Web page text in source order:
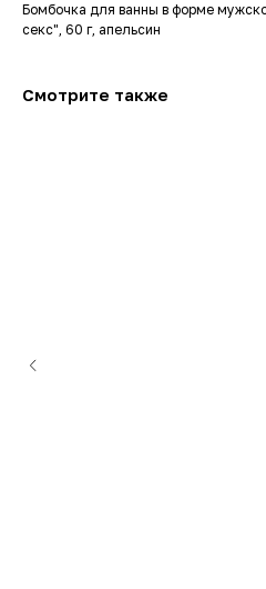
Бомбочка для ванны в форме
секс", 60 г, апельсин
Смотрите также